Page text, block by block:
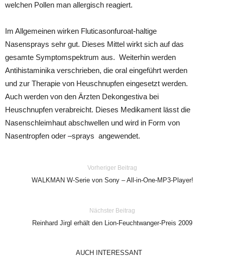
welchen Pollen man allergisch reagiert.
Im Allgemeinen wirken Fluticasonfuroat-haltige
Nasensprays sehr gut. Dieses Mittel wirkt sich auf das
gesamte Symptomspektrum aus. Weiterhin werden
Antihistaminika verschrieben, die oral eingeführt werden
und zur Therapie von Heuschnupfen eingesetzt werden.
Auch werden von den Ärzten Dekongestiva bei
Heuschnupfen verabreicht. Dieses Medikament lässt die
Nasenschleimhaut abschwellen und wird in Form von
Nasentropfen oder –sprays angewendet.
Vorheriger Beitrag
WALKMAN W-Serie von Sony – All-in-One-MP3-Player!
Nächster Beitrag
Reinhard Jirgl erhält den Lion-Feuchtwanger-Preis 2009
AUCH INTERESSANT